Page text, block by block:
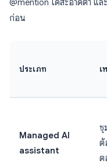
@mention ได้สะอาดตา แ
ก่อน
ประเภท เ
Managed AI
assistant
ชุ
ต้
ต